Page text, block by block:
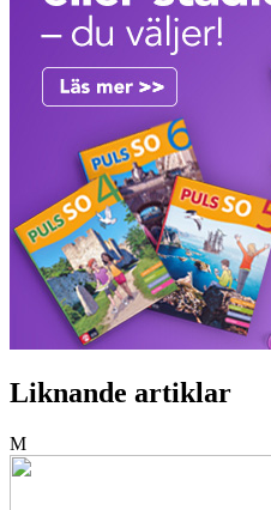
Liknande artiklar
M